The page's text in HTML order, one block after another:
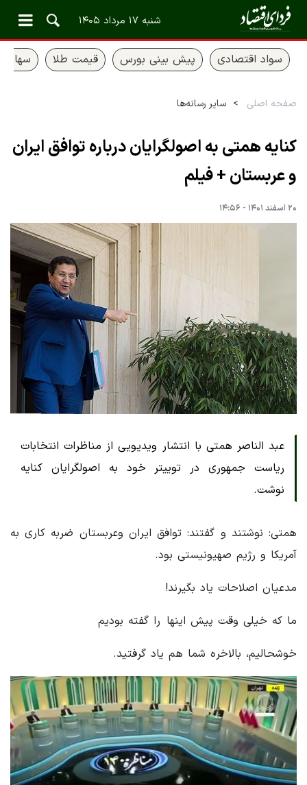
شنبه ۱۷ مرداد ۱۴۰۵
سواد اقتصادی پیش بینی بورس قیمت طلا سهام
صفحه اصلی سایر رسانه‌ها
کنایه همتی به اصولگرایان درباره توافق ایران
و عربستان + فیلم
۲۰ اسفند ۱۴۰۱ - ۱۴:۵۶
عبد الناصر همتی با انتشار ویدیویی از مناظرات انتخابات
ریاست جمهوری در توییتر خود به اصولگرایان کنایه
نوشت.
همتی: نوشتند و گفتند: توافق ایران وعربستان ضربه کاری به
آمریکا و رژیم صهیونیستی بود.
مدعیان اصلاحات یاد بگیرند!
ما که خیلی وقت پیش اینها را گفته بودیم
خوشحالیم، بالاخره شما هم یاد گرفتید.